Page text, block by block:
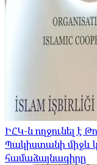
ԻՀԿ-ն ողջունել է
Պակիստանի
համաձայնագիրը